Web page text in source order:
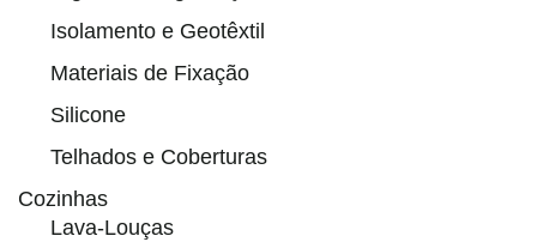
Isolamento e Geotêxtil
Materiais de Fixação
Silicone
Telhados e Coberturas
Cozinhas
Lava-Louças